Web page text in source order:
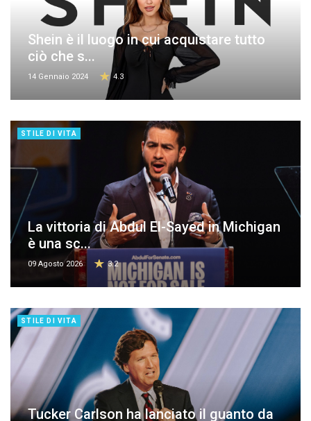
Shein è il luogo in cui acquistare tutto
ciò che s...
14 Gennaio 2024 4.3
STILE DI VITA
La vittoria di Abdul El-Sayed in Michigan
è una sc...
09 Agosto 2026 3.2
STILE DI VITA
Tucker Carlson ha lanciato il guanto da